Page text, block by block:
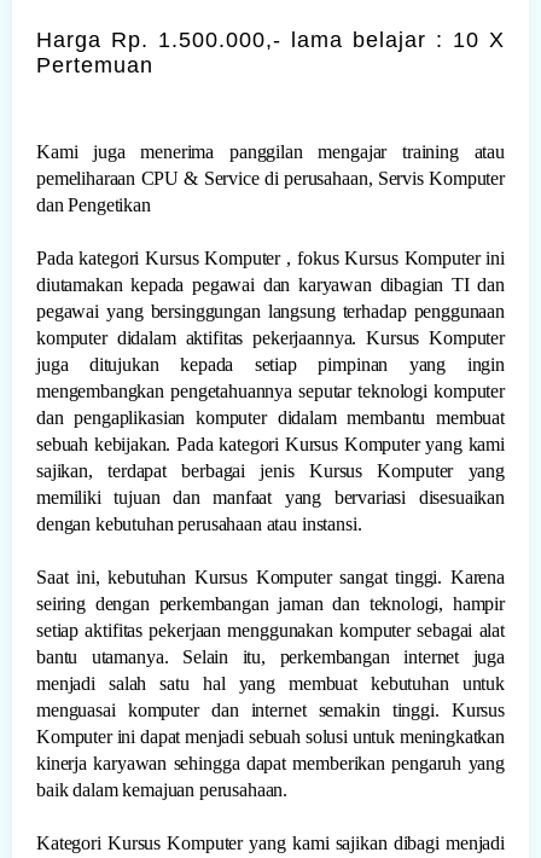
Harga Rp. 1.500.000,- lama belajar : 10 X
Pertemuan
Kami juga menerima panggilan mengajar training atau
pemeliharaan CPU & Service di perusahaan, Servis Komputer
dan Pengetikan
Pada kategori Kursus Komputer , fokus Kursus Komputer ini
diutamakan kepada pegawai dan karyawan dibagian TI dan
pegawai yang bersinggungan langsung terhadap penggunaan
komputer didalam aktifitas pekerjaannya. Kursus Komputer
juga ditujukan kepada setiap pimpinan yang ingin
mengembangkan pengetahuannya seputar teknologi komputer
dan pengaplikasian komputer didalam membantu membuat
sebuah kebijakan. Pada kategori Kursus Komputer yang kami
sajikan, terdapat berbagai jenis Kursus Komputer yang
memiliki tujuan dan manfaat yang bervariasi disesuaikan
dengan kebutuhan perusahaan atau instansi.
Saat ini, kebutuhan Kursus Komputer sangat tinggi. Karena
seiring dengan perkembangan jaman dan teknologi, hampir
setiap aktifitas pekerjaan menggunakan komputer sebagai alat
bantu utamanya. Selain itu, perkembangan internet juga
menjadi salah satu hal yang membuat kebutuhan untuk
menguasai komputer dan internet semakin tinggi. Kursus
Komputer ini dapat menjadi sebuah solusi untuk meningkatkan
kinerja karyawan sehingga dapat memberikan pengaruh yang
baik dalam kemajuan perusahaan.
Kategori Kursus Komputer yang kami sajikan dibagi menjadi